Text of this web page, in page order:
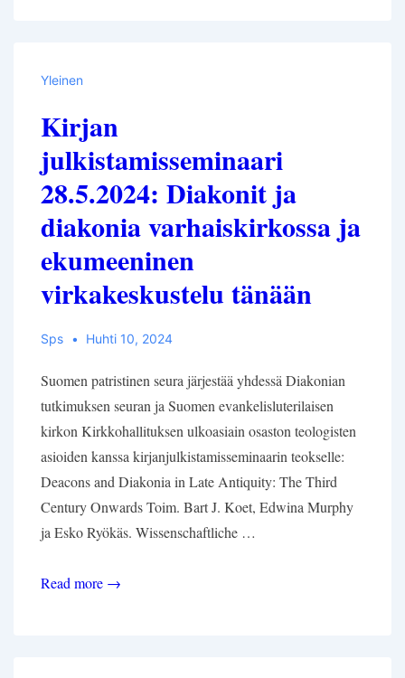
18
(online)
Yleinen
Kirjan
julkistamisseminaari
28.5.2024: Diakonit ja
diakonia varhaiskirkossa ja
ekumeeninen
virkakeskustelu tänään
Sps Huhti 10, 2024
Suomen patristinen seura järjestää yhdessä Diakonian
tutkimuksen seuran ja Suomen evankelisluterilaisen
kirkon Kirkkohallituksen ulkoasiain osaston teologisten
asioiden kanssa kirjanjulkistamisseminaarin teokselle:
Deacons and Diakonia in Late Antiquity: The Third
Century Onwards Toim. Bart J. Koet, Edwina Murphy
ja Esko Ryökäs. Wissenschaftliche …
Kirjan
Read more →